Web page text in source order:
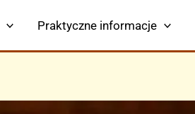
Praktyczne informacje